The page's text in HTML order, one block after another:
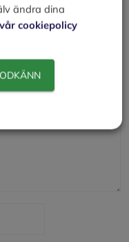
ändra dina
cookiepolicy